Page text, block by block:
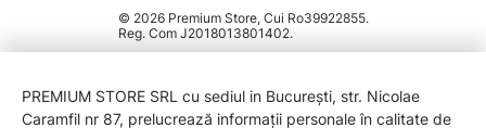
© 2026 Premium Store, Cui Ro39922855.
Reg. Com J2018013801402.
PREMIUM STORE SRL cu sediul in București, str. Nicolae
Caramfil nr 87, prelucrează informații personale în calitate de